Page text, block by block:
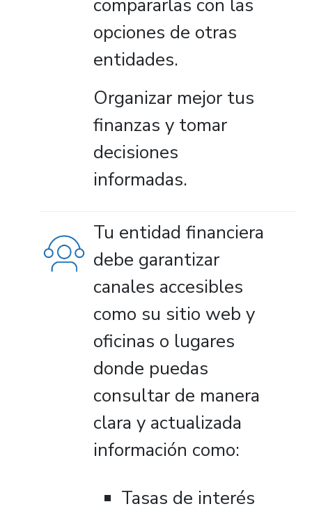
compararlas con las
opciones de otras
entidades.
Organizar mejor tus
finanzas y tomar
decisiones
informadas.
Tu entidad financiera
debe garantizar
canales accesibles
como su sitio web y
oficinas o lugares
donde puedas
consultar de manera
clara y actualizada
información como:
Tasas de interés